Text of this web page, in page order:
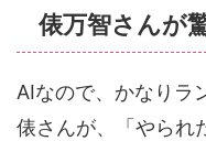
俵万智さんが
AIなので、かなりラ
俵さんが、「やられ